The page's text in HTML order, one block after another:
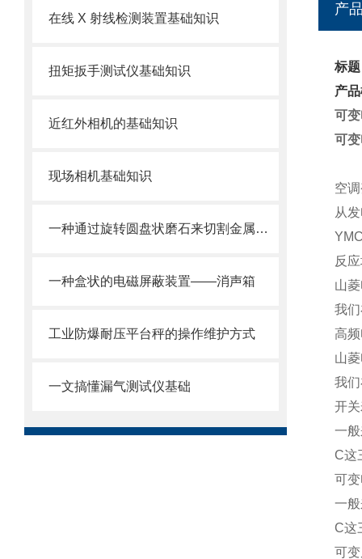
在线 X 射线检测装置基础知识
扭矩扳手测试仪基础知识
近红外相机的基础知识
现场相机基础知识
一种通过旋转圆盘状磨石来切割金属并抛光木材和石材的工具
一种盒状的电磁屏蔽装置——消声箱
工业防爆耐压平台秤的操作维护方式
一文搞懂漏气测试仪基础
产
标
产
可
可
空
从
反
山
我
高
山
我
开
一
C这
可
一
C这
可